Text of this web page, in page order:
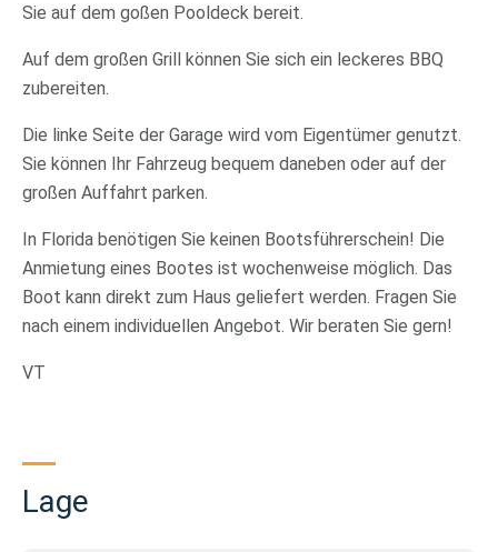
Sie auf dem goßen Pooldeck bereit.
Auf dem großen Grill können Sie sich ein leckeres BBQ
zubereiten.
Die linke Seite der Garage wird vom Eigentümer genutzt.
Sie können Ihr Fahrzeug bequem daneben oder auf der
großen Auffahrt parken.
In Florida benötigen Sie keinen Bootsführerschein! Die
Anmietung eines Bootes ist wochenweise möglich. Das
Boot kann direkt zum Haus geliefert werden. Fragen Sie
nach einem individuellen Angebot. Wir beraten Sie gern!
VT
Lage